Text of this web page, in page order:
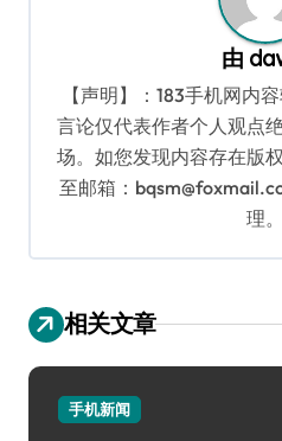
由
【声明】：183手机网内
言论仅代表作者个人观点
场。如您发现内容存在版
至邮箱：
理。
相关文章
手机新闻